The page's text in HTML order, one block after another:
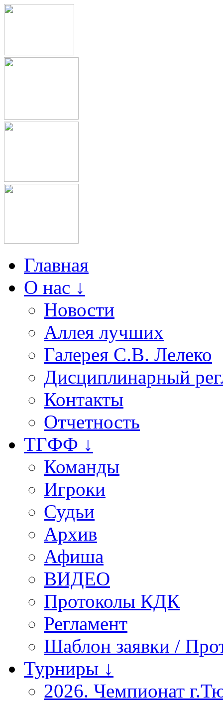
Главная
О нас ↓
Новости
Аллея лучших
Галерея С.В. Лелеко
Дисциплинарный
Контакты
Отчетность
ТГФФ ↓
Команды
Игроки
Судьи
Архив
Афиша
ВИДЕО
Протоколы КДК
Регламент
Шаблон заявки /
Турниры ↓
2026. Чемпионат